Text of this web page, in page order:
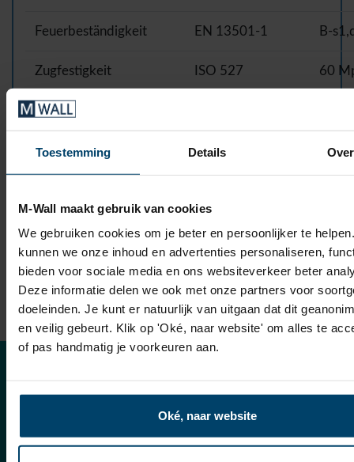
Toestemming Details Over
M-Wall maakt gebruik van cookies
We gebruiken cookies om je beter en persoonlijker te
kunnen we onze inhoud en advertenties personaliseren,
bieden voor sociale media en ons websiteverkeer beter
Deze informatie delen we ook met onze partners voor
doeleinden. Je kunt er natuurlijk van uitgaan dat dit
en veilig gebeurt. Klik op 'Oké, naar website' om alles te
of pas handmatig je voorkeuren aan.
Oké, naar website
Feuerbeständigkeit EN 13501-1 B-
Zugfestigkeit ISO 527 60
Ausdehnungskoeffizient
FDA 21.CFR.177.1315
Actief
Chemisch
Widerstand
Wiederverwertbar 100%
Füllen Sie gerne das untenstehende Kontaktformular aus
+31 850 18 85 00